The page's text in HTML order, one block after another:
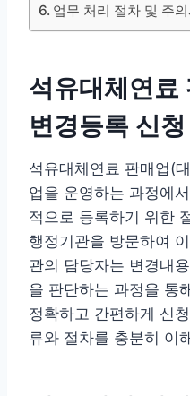
업무 처리 절차 및 주
석유대체연료
변경등록 신
석유대체연료 판매업(
업을 운영하는 과정에
적으로 등록하기 위한
행정기관을 방문하여
관의 담당자는 변경내
을 판단하는 과정을 통
정확하고 간편하게 신
류와 절차를 충분히 이